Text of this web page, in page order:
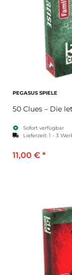
PEGASUS SPIELE
50 Clues – Die
Sofort verfügbar
Lieferzeit: 1 - 3
11,00 € *